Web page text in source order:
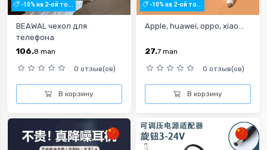
-10% на 2-ой то...
BEAWAL чехол для
телефона
106.8 man
0 отзыв(ов)
В корзину
-10% на 2-ой то...
Apple, huawei, oppo, xiao...
27.7 man
0 отзыв(ов)
В корзину